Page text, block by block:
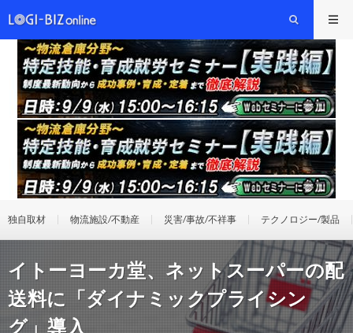
独自取材 物流施設/不動産 災害/事故/不祥事 テクノロジー/製品
イトーヨーカ堂、ネットスーパーの配
送料に「ダイナミックプライシン
グ」導入